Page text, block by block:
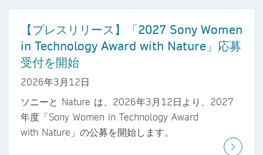
【プレスリリース】「2027 Sony Women
in Technology Award with Nature」応募
受付を開始
2026年3月12日
ソニーと Nature は、2026年3月12日より、2027
年度「Sony Women in Technology Award
with Nature」の公募を開始します。